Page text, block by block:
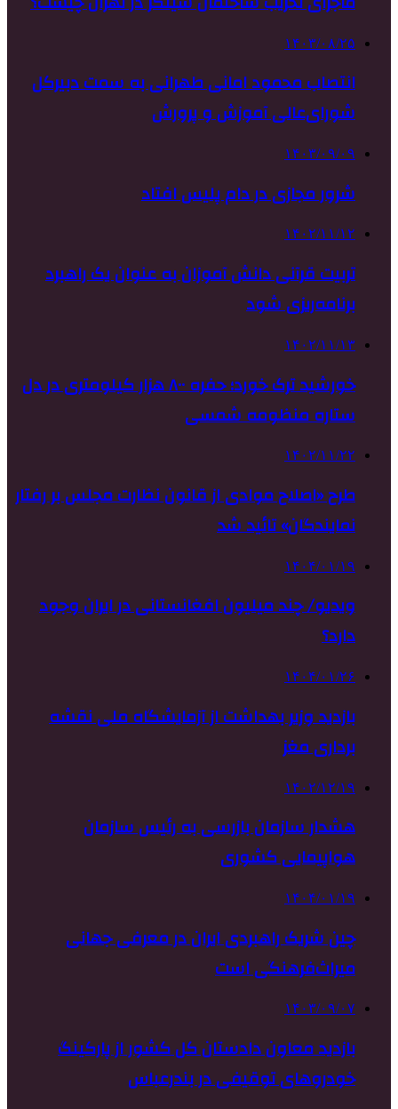
۱۴۰۳/۰۸/۲۵
انتصاب محمود امانی طهرانی به سمت دبیرکل
شورای‌عالی آموزش و پرورش
۱۴۰۳/۰۹/۰۹
شرور مجازی در دام پلیس افتاد
۱۴۰۲/۱۱/۱۲
تربیت قرآنی دانش آموزان به عنوان یک راهبرد
برنامه‌ریزی شود
۱۴۰۲/۱۱/۱۳
خورشید ترک خورد؛ حفره ۸۰۰ هزار کیلومتری در دل
ستاره‌ منظومه شمسی
۱۴۰۲/۱۱/۲۲
طرح «اصلاح موادی از قانون نظارت مجلس بر رفتار
نمایندگان» تائید شد
۱۴۰۴/۰۱/۱۹
ویدیو/ چند میلیون افغانستانی در ایران وجود
دارد؟
۱۴۰۴/۰۱/۲۶
بازدید وزیر بهداشت از آزمایشگاه ملی نقشه‌
برداری مغز
۱۴۰۲/۱۲/۱۹
هشدار سازمان بازرسی به رئیس سازمان
هواپیمایی کشوری
۱۴۰۴/۰۱/۱۹
چین شریک راهبردی ایران در معرفی جهانی
میراث‌فرهنگی است
۱۴۰۳/۰۹/۰۷
بازدید معاون دادستان کل کشور از پارکینگ
خودروهای توقیفی در بندرعباس